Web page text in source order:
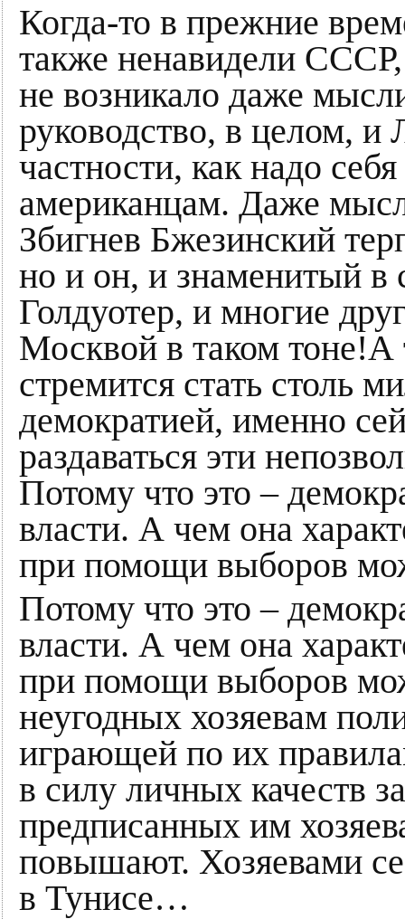
Когда-то в прежние
также ненавидели
не возникало даже
руководство, в целом,
частности, как надо
американцам. Даже
Збигнев Бжезинский
но и он, и знаменитый в
Голдуотер, и многие
Москвой в таком тоне!А
стремится стать столь
демократией, именно
раздаваться эти
Потому что это –
власти. А чем она
при помощи выборов
Потому что это –
власти. А чем она
при помощи выборов
неугодных хозяевам
играющей по их
в силу личных качеств
предписанных им
повышают. Хозяевами
в Тунисе…